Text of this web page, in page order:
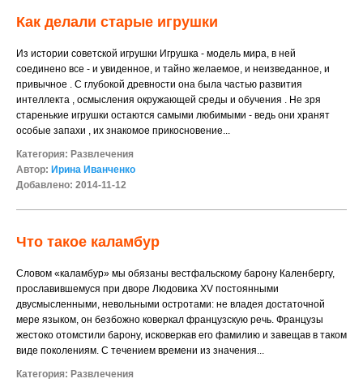
Как делали старые игрушки
Из истории советской игрушки Игрушка - модель мира, в ней
соединено все - и увиденное, и тайно желаемое, и неизведанное, и
привычное . С глубокой древности она была частью развития
интеллекта , осмысления окружающей среды и обучения . Не зря
старенькие игрушки остаются самыми любимыми - ведь они хранят
особые запахи , их знакомое прикосновение...
Категория: Развлечения
Автор: Ирина Иванченко
Добавлено: 2014-11-12
Что такое каламбур
Словом «каламбур» мы обязаны вестфальскому барону Каленбергу,
прославившемуся при дворе Людовика XV постоянными
двусмысленными, невольными остротами: не владея достаточной
мере языком, он безбожно коверкал французскую речь. Французы
жестоко отомстили барону, исковеркав его фамилию и завещав в таком
виде поколениям. С течением времени из значения...
Категория: Развлечения